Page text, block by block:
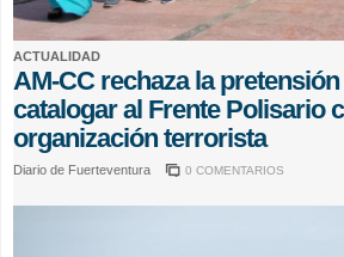
ACTUALIDAD
AM-CC rechaza la
catalogar al Frente Polisario
organización terrorista
Diario de Fuerteventura 0 COMENTARIOS